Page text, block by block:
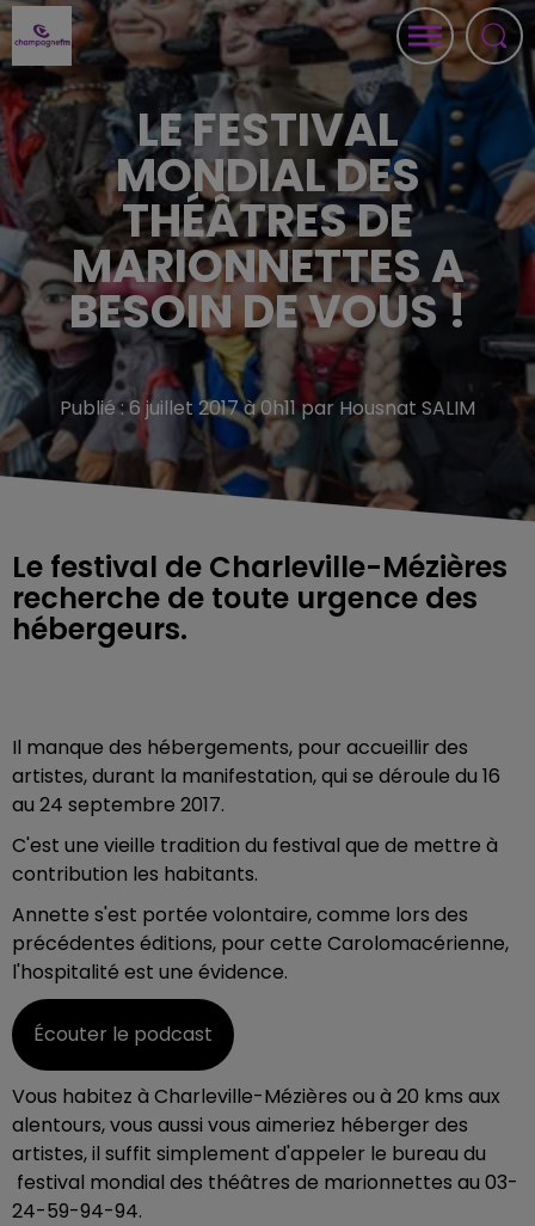
LE FESTIVAL
MONDIAL DES
THÉÂTRES DE
MARIONNETTES A
BESOIN DE VOUS !
Publié : 6 juillet 2017 à 0h11 par Housnat SALIM
Le festival de Charleville-Mézières
recherche de toute urgence des
hébergeurs.
Il manque des hébergements, pour accueillir des
artistes, durant la manifestation, qui se déroule du 16
au 24 septembre 2017.
C'est une vieille tradition du festival que de mettre à
contribution les habitants.
Annette s'est portée volontaire, comme lors des
précédentes éditions, pour cette Carolomacérienne,
l'hospitalité est une évidence.
Écouter le podcast
Vous habitez à Charleville-Mézières ou à 20 kms aux
alentours, vous aussi vous aimeriez héberger des
artistes, il suffit simplement d'appeler le bureau du
festival mondial des théâtres de marionnettes au 03-
24-59-94-94.